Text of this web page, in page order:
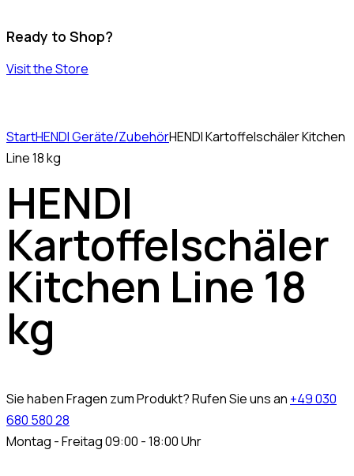
Ready to Shop?
Visit the Store
StartHENDI Geräte/ZubehörHENDI Kartoffelschäler Kitchen
Line 18 kg
HENDI
Kartoffelschäler
Kitchen Line 18
kg
Sie haben Fragen zum Produkt? Rufen Sie uns an +49 030
680 580 28
Montag - Freitag 09:00 - 18:00 Uhr